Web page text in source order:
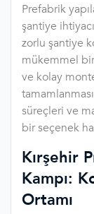
Prefabrik
şantiye
zorlu şantiye
mükemmel bir
ve kolay
süreçleri ve
bir seçenek
Kırşehir
Kampı:
Ortamı